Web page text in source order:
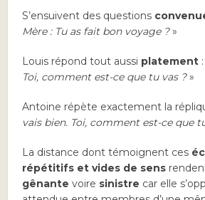
S’ensuivent des questions
Mère : Tu as fait bon voyage ?»
Louis répond tout aussi platement
Toi, comment est-ce que tu vas ?»
Antoine répète exactement la
vais bien. Toi, comment est-ce que
La distance dont témoignent ces
répétitifs et vides de sens
gênante voire sinistre car elle